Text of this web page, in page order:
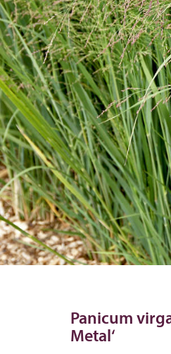
Panicum
Metal‘